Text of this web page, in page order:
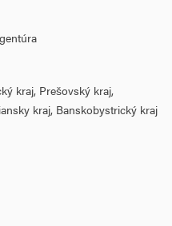
sú:
formou poukážok,
kraj, Prešovský kraj,
kraj, Banskobystrický kraj